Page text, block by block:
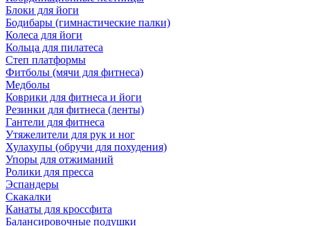
Блоки для йоги
Бодибары (гимнастические палки)
Колеса для йоги
Кольца для пилатеса
Степ платформы
Фитболы (мячи для фитнеса)
Медболы
Коврики для фитнеса и йоги
Резинки для фитнеса (ленты)
Гантели для фитнеса
Утяжелители для рук и ног
Хулахупы (обручи для похудения)
Упоры для отжиманий
Ролики для пресса
Эспандеры
Скакалки
Канаты для кроссфита
Балансировочные подушки